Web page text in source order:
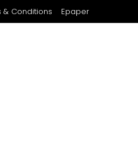
& Conditions Epaper